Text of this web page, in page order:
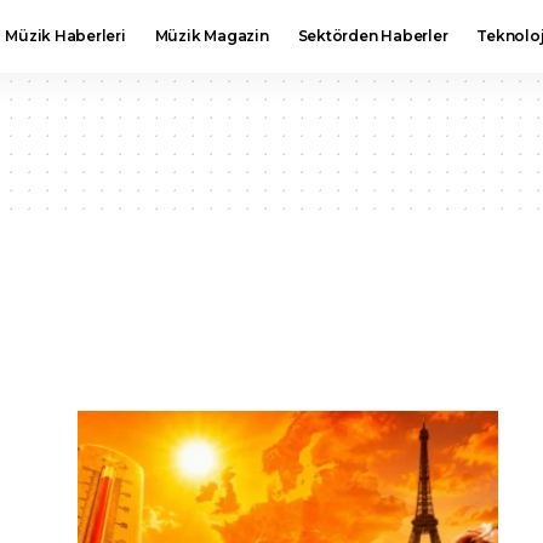
Müzik Haberleri Müzik Magazin Sektörden Haberler